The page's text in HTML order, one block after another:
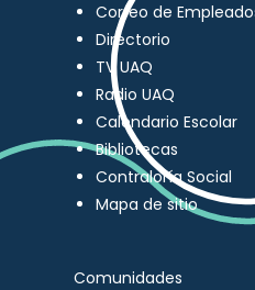
Correo de
Directorio
TV UAQ
Radio UAQ
Calendario Escolar
Bibliotecas
Contraloría Social
Mapa de sitio
Comunidades